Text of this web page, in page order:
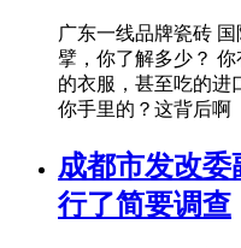
广东一线品牌瓷砖
擘，你了解多少？
的衣服，甚至吃的进
你手里的？这背后啊
成都市发改
行了简要调查